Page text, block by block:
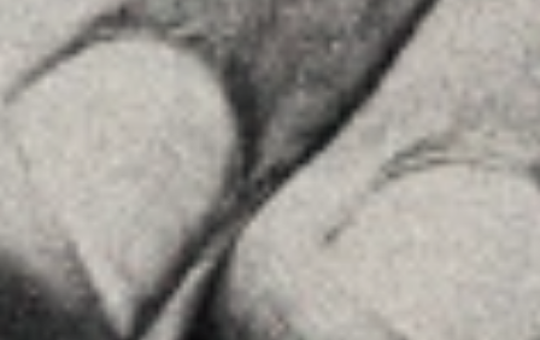
Contactar
SÍGUENOS
Instagram
Youtube
Allyon — Barcelona, Spain